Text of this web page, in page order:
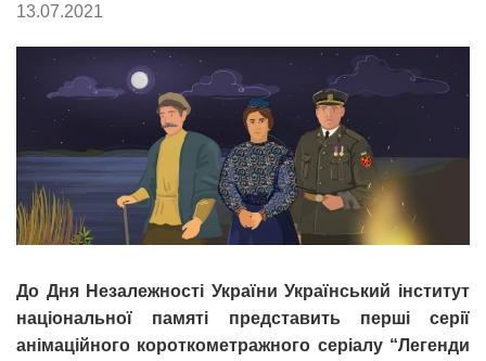
13.07.2021
До Дня Незалежності України Український інститут
національної памяті представить перші серії
анімаційного короткометражного серіалу “Легенди